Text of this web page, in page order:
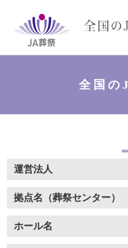
全国の
運営法人
拠点名（葬祭センター）
ホール名